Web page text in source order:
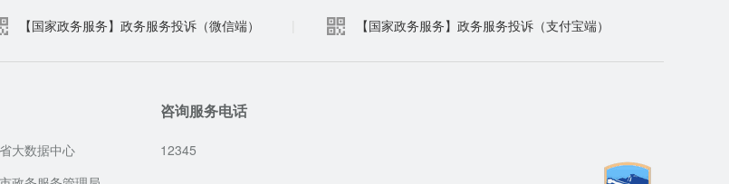
【国家政务服务】政务服务投诉（微信端） 【国家政务服务】政务服务投诉（支付宝端）
大数据中心
咨询服务电话
12345